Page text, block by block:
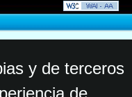
y de terceros
de